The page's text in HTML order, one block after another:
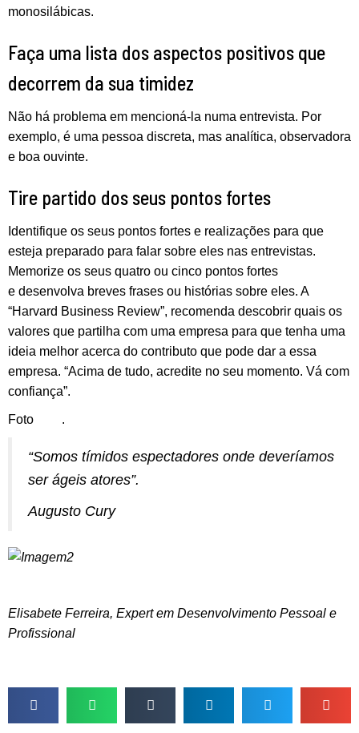
monosilábicas.
Faça uma lista dos aspectos positivos que
decorrem da sua timidez
Não há problema em mencioná-la numa entrevista. Por
exemplo, é uma pessoa discreta, mas analítica, observadora
e boa ouvinte.
Tire partido dos seus pontos fortes
Identifique os seus pontos fortes e realizações para que
esteja preparado para falar sobre eles nas entrevistas.
Memorize os seus quatro ou cinco pontos fortes
e desenvolva breves frases ou histórias sobre eles. A
“Harvard Business Review”, recomenda descobrir quais os
valores que partilha com uma empresa para que tenha uma
ideia melhor acerca do contributo que pode dar a essa
empresa. “Acima de tudo, acredite no seu momento. Vá com
confiança”.
Foto .
“Somos tímidos espectadores onde deveríamos
ser ágeis atores”.
Augusto Cury
Elisabete Ferreira, Expert em Desenvolvimento Pessoal e
Profissional